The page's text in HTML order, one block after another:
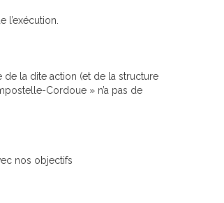
de la dite action (et de la structure
Cordoue » n’a pas de
nos objectifs